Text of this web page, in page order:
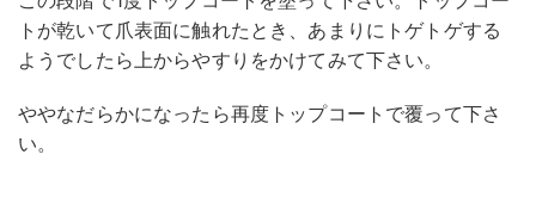
トが乾いて爪表面に触れたとき、あまりにトゲトゲする
ようでしたら上からやすりをかけてみて下さい。
ややなだらかになったら再度トップコートで覆って下さ
い。